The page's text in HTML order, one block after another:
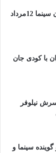
درگذشت مریم همتیان بازیگر جوان سینما 12مرداد
با کودی جان
نیلوفر
سینما و